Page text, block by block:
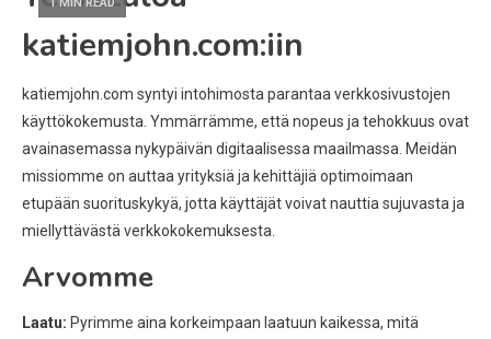
1 MIN READ
katiemjohn.com:iin
katiemjohn.com syntyi intohimosta parantaa verkkosivustojen
käyttökokemusta. Ymmärrämme, että nopeus ja tehokkuus ovat
avainasemassa nykypäivän digitaalisessa maailmassa. Meidän
missiomme on auttaa yrityksiä ja kehittäjiä optimoimaan
etupään suorituskykyä, jotta käyttäjät voivat nauttia sujuvasta ja
miellyttävästä verkkokokemuksesta.
Arvomme
Laatu: Pyrimme aina korkeimpaan laatuun kaikessa, mitä